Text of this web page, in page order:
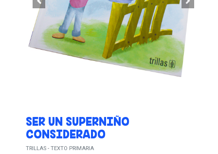
SER UN SUPERNIÑO
CONSIDERADO
TRILLAS - TEXTO PRIMARIA